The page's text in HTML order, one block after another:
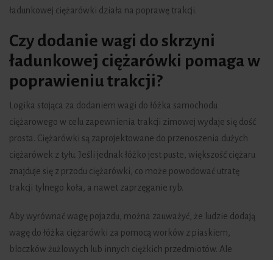
ładunkowej ciężarówki działa na poprawę trakcji.
Czy dodanie wagi do skrzyni
ładunkowej ciężarówki pomaga w
poprawieniu trakcji?
Logika stojąca za dodaniem wagi do łóżka samochodu
ciężarowego w celu zapewnienia trakcji zimowej wydaje się dość
prosta. Ciężarówki są zaprojektowane do przenoszenia dużych
ciężarówek z tyłu. Jeśli jednak łóżko jest puste, większość ciężaru
znajduje się z przodu ciężarówki, co może powodować utratę
trakcji tylnego koła, a nawet zaprzęganie ryb.
Aby wyrównać wagę pojazdu, można zauważyć, że ludzie dodają
wagę do łóżka ciężarówki za pomocą worków z piaskiem,
bloczków żużlowych lub innych ciężkich przedmiotów. Ale